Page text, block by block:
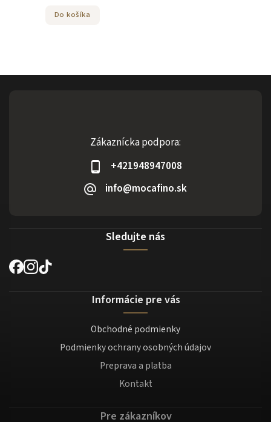
Do košíka
Zákaznícka podpora:
+421948947008
info@mocafino.sk
Sledujte nás
Informácie pre vás
Obchodné podmienky
Podmienky ochrany osobných údajov
Preprava a platba
Kontakt
Pre zákazníkov